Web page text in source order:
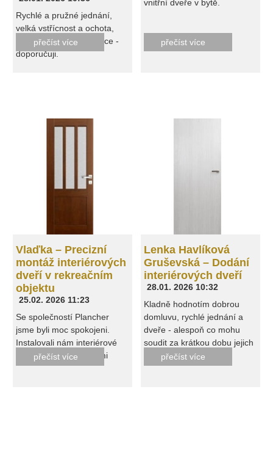
Rychlé a pružné jednání,
velká vstřícnost a ochota,
kvalitně provedená práce -
doporučuji.
přečíst více
vnitřní dveře v bytě.
přečíst více
Vlaďka – Precizní
montáž interiérových
dveří v rekreačním
objektu
25.02. 2026 11:23
Se společností Plancher
jsme byli moc spokojeni.
Instalovali nám interiérové
dveře na chalupě, velmi
dobrá komunikace s p.
přečíst více
Lenka Havlíková
Gruševská – Dodání
interiérových dveří
28.01. 2026 10:32
Kladně hodnotím dobrou
domluvu, rychlé jednání a
dveře - alespoň co mohu
soudit za krátkou dobu jejich
užívání - jsou bez problémů.
přečíst více